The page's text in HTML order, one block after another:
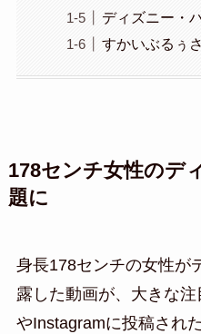
ディズニー・
すかいぶるぅ
178センチ女性のデ
題に
身長178センチの女性が
露した動画が、大きな
やInstagramに投稿され